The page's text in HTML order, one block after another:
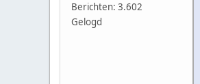
Berichten: 3.602
Gelogd